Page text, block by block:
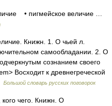
• пигмейское величие …
Книжн. 1. О чьей л.
самообладании. 2. О
сознанием своего
Восходит к древнегреческой
Большой словарь русских поговорок
чего. Книжн. О